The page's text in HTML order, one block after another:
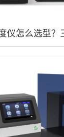
仪怎么选型？
牌雾度仪怎么